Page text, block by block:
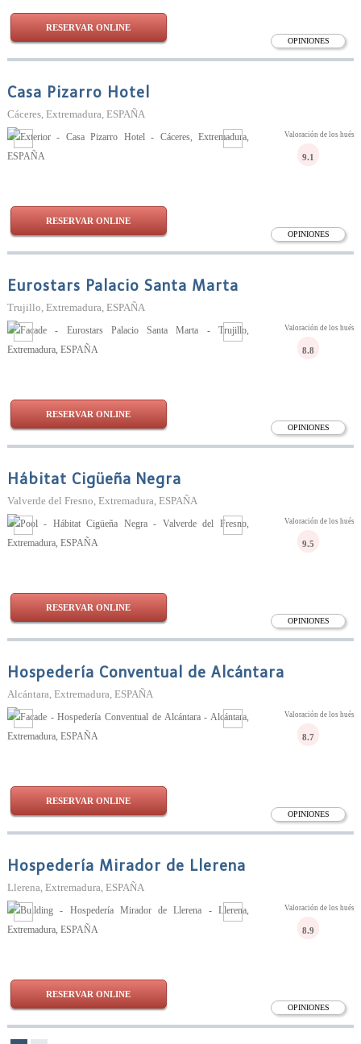
OPINIONES
RESERVAR ONLINE
Casa Pizarro Hotel
Cáceres, Extremadura, ESPAÑA
OPINIONES
Valoración de los
9.1
RESERVAR ONLINE
Eurostars Palacio Santa Marta
Trujillo, Extremadura, ESPAÑA
OPINIONES
Valoración de los
8.8
RESERVAR ONLINE
Hábitat Cigüeña Negra
Valverde del Fresno, Extremadura, ESPAÑA
OPINIONES
Valoración de los
9.5
RESERVAR ONLINE
Hospedería Conventual de Alcántara
Alcántara, Extremadura, ESPAÑA
OPINIONES
Valoración de los
8.7
RESERVAR ONLINE
Hospedería Mirador de Llerena
Llerena, Extremadura, ESPAÑA
OPINIONES
Valoración de los
8.9
RESERVAR ONLINE